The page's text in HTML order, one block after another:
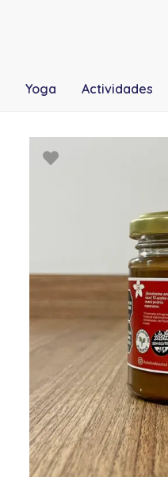
Yoga Actividades